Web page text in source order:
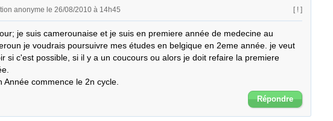
anonyme le 26/08/2010 à 14h45 [ ! ]
je suis camerounaise et je suis en premiere année de medecine au
je voudrais poursuivre mes études en belgique en 2eme année. je veut
si c'est possible, si il y a un coucours ou alors je doit refaire la premiere
Année commence le 2n cycle.
Répondre